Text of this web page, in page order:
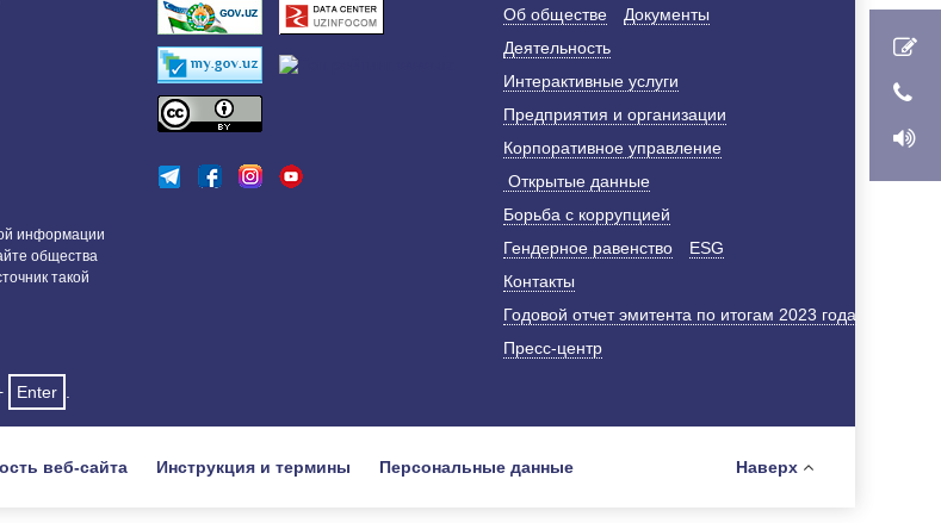
информации
общества
такой
Об обществе
Документы
Деятельность
Интерактивные услуги
Предприятия и организации
Корпоративное управление
Открытые данные
Борьба с коррупцией
Гендерное равенство
ESG
Контакты
Годовой отчет эмитента по итогам 2023 года
Пресс-центр
Enter
веб-сайта Инструкция и термины Персональные данные Наверх